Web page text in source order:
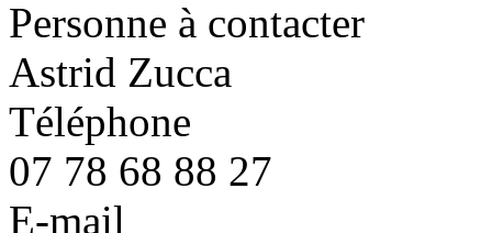
Personne à contacter
Astrid Zucca
Téléphone
07 78 68 88 27
E-mail